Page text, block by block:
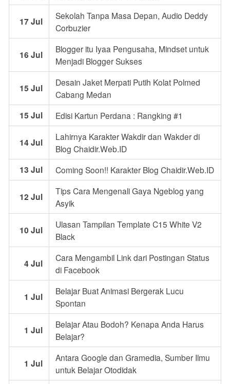
17 Jul
Sekolah Tanpa Masa Depan, Audio Deddy
Corbuzier
16 Jul
Blogger itu Iyaa Pengusaha, Mindset untuk
Menjadi Blogger Sukses
15 Jul
Desain Jaket Merpati Putih Kolat Polmed
Cabang Medan
15 Jul Edisi Kartun Perdana : Rangking #1
14 Jul
Lahirnya Karakter Wakdir dan Wakder di
Blog Chaidir.Web.ID
13 Jul Coming Soon!! Karakter Blog Chaidir.Web.ID
12 Jul
Tips Cara Mengenali Gaya Ngeblog yang
Asyik
10 Jul
Ulasan Tampilan Template C15 White V2
Black
4 Jul
Cara Mengambil Link dari Postingan Status
di Facebook
1 Jul
Belajar Buat Animasi Bergerak Lucu
Spontan
1 Jul
Belajar Atau Bodoh? Kenapa Anda Harus
Belajar?
1 Jul
Antara Google dan Gramedia, Sumber Ilmu
untuk Belajar Otodidak